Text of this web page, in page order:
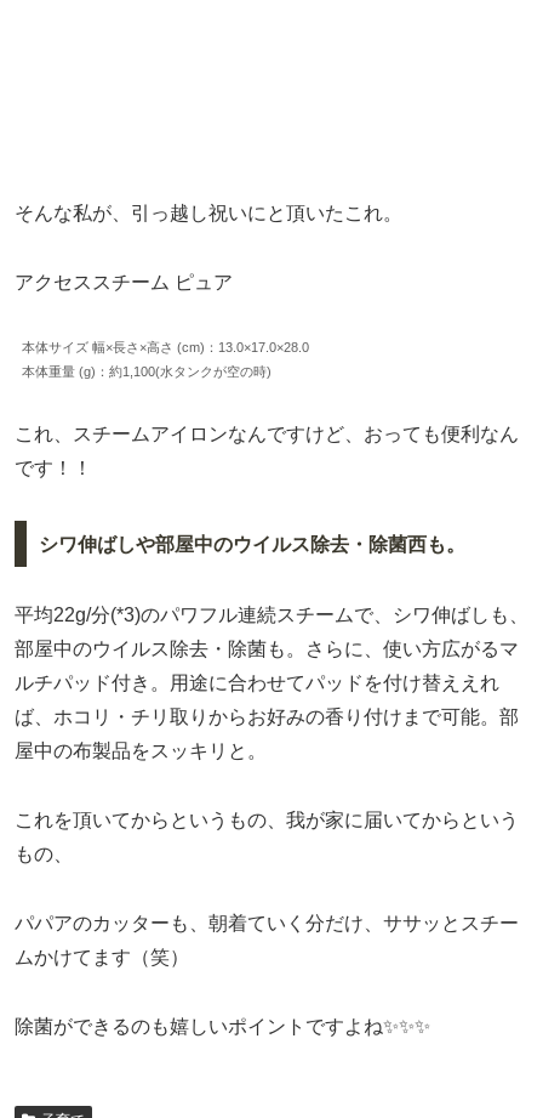
そんな私が、引っ越し祝いにと頂いたこれ。
アクセススチーム ピュア
本体サイズ 幅×長さ×高さ (cm)：13.0×17.0×28.0
本体重量 (g)：約1,100(水タンクが空の時)
これ、スチームアイロンなんですけど、おっても便利なん
です！！
シワ伸ばしや部屋中のウイルス除去・除菌西も。
平均22g/分(*3)のパワフル連続スチームで、シワ伸ばしも、
部屋中のウイルス除去・除菌も。さらに、使い方広がるマ
ルチパッド付き。用途に合わせてパッドを付け替ええれ
ば、ホコリ・チリ取りからお好みの香り付けまで可能。部
屋中の布製品をスッキリと。
これを頂いてからというもの、我が家に届いてからという
もの、
パパアのカッターも、朝着ていく分だけ、ササッとスチー
ムかけてます（笑）
除菌ができるのも嬉しいポイントですよね✨✨✨